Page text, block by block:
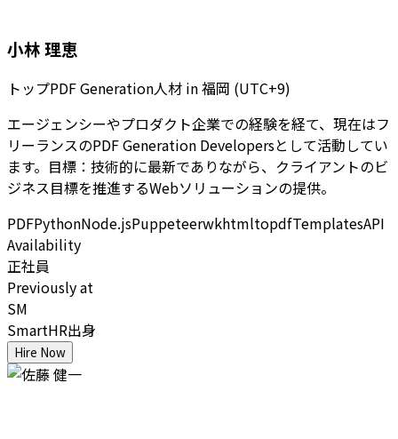
小林 理恵
トップPDF Generation人材 in福岡 (UTC+9)
エージェンシーやプロダクト企業での経験を経て、現在はフ
リーランスのPDF Generation Developersとして活動してい
ます。目標：技術的に最新でありながら、クライアントのビ
ジネス目標を推進するWebソリューションの提供。
PDFPythonNode.jsPuppeteerwkhtmltopdfTemplatesAPI
Availability
正社員
Previously at
SM
SmartHR出身
Hire Now